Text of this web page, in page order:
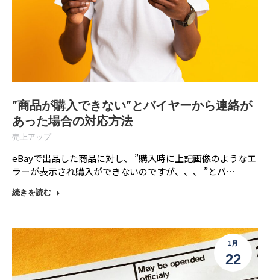
”商品が購入できない”とバイヤーから連絡が
あった場合の対応方法
売上アップ
eBayで出品した商品に対し、 ”購入時に上記画像のようなエ
ラーが表示され購入ができないのですが、、、 ”とバ…
続きを読む
1月
22